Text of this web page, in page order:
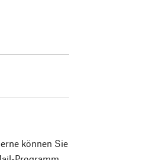
können Sie